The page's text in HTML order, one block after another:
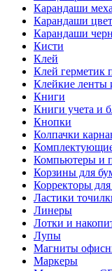
Карандаши
Карандаши
Карандаши
Кисти
Клей
Клей герметик
Клейкие ленты
Книги
Книги учета и
Кнопки
Колпачки
Компьютеры и
Корзины для
Корректоры для
Ластики
Линеры
Лотки и
Лупы
Магниты
Маркеры